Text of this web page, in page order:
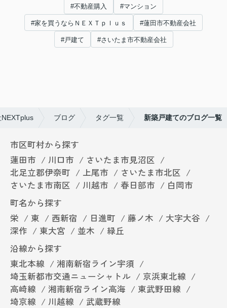
#不動産購入 #マンション
#家を買うならＮＥＸＴｐｌｕｓ #蓮田市不動産会社
#戸建て #さいたま市不動産会社
ブログ タグ一覧 新築戸建てのブログ一覧
市区町村から探す
蓮田市
川口市
さいたま市見沼区
北足立郡伊奈町
上尾市
さいたま市北区
さいたま市南区
川越市 春日部市
白岡市
町名から探す
栄
東 西新宿 日進町 藤ノ木
大字大谷
深作
東大宮 並木
緑丘
沿線から探す
東北本線
湘南新宿ライン宇須
埼玉新都市交通ニューシャトル
京浜東北線
高崎線
湘南新宿ライン高海
東武野田線
埼京線
川越線
武蔵野線